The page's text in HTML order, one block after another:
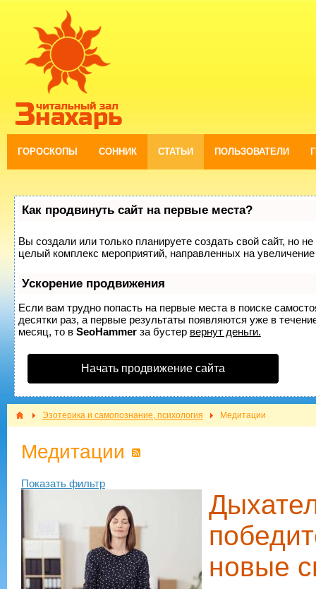
ГОРОСКОПЫ СОННИК СТАТЬИ ПОЛЬЗОВАТЕЛИ
Как продвинуть сайт на первые места?
Вы создали или только планируете создать свой сайт, но
целый комплекс мероприятий, направленных на
Ускорение продвижения
Если вам трудно попасть на первые места в поиске
десятки раз, а первые результаты появляются уже в
месяц, то в SeoHammerза бустер вернут деньги.
Начать продвижение сайта
Эзотерика и самопознание, психология Медитации
Медитации
Показать фильтр
новые